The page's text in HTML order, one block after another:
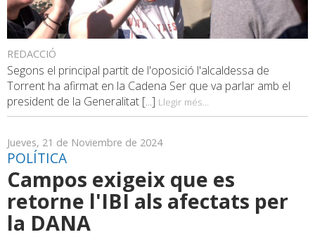
REDACCIÓ
Segons el principal partit de l'oposició l'alcaldessa de
Torrent ha afirmat en la Cadena Ser que va parlar amb el
president de la Generalitat [...] Llegir més...
Jueves, 21 de Noviembre de 2024
POLÍTICA
Campos exigeix que es
retorne l'IBI als afectats per
la DANA